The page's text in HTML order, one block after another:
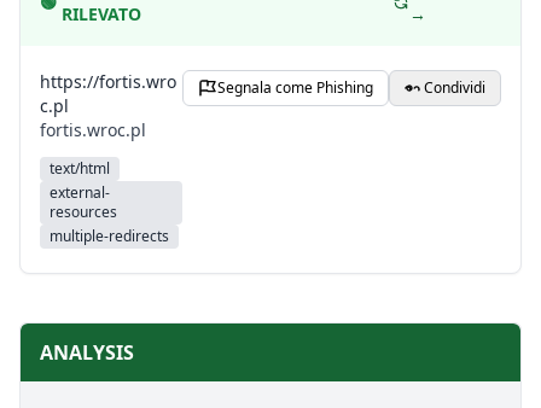
RILEVATO
→
https://fortis.wro
c.pl
fortis.wroc.pl
text/html
external-
resources
multiple-redirects
Segnala come Phishing Condividi
ANALYSIS